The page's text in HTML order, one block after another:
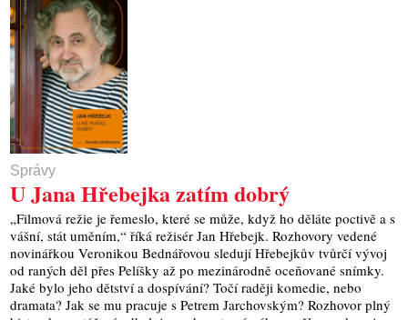
Správy
U Jana Hřebejka zatím dobrý
„Filmová režie je řemeslo, které se může, když ho děláte poctivě a s
vášní, stát uměním,“ říká režisér Jan Hřebejk. Rozhovory vedené
novinářkou Veronikou Bednářovou sledují Hřebejkův tvůrčí vývoj
od raných děl přes Pelíšky až po mezinárodně oceňované snímky.
Jaké bylo jeho dětství a dospívání? Točí raději komedie, nebo
dramata? Jak se mu pracuje s Petrem Jarchovským? Rozhovor plný